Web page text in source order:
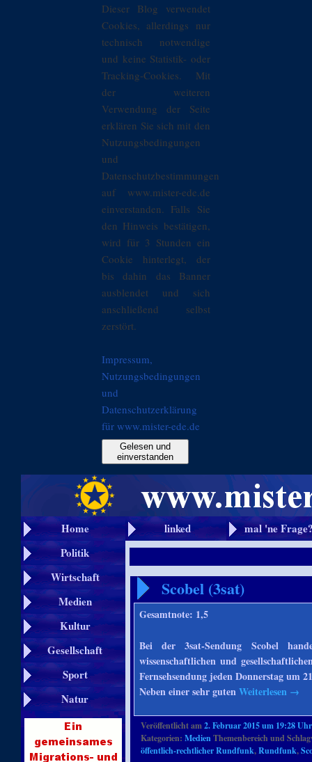
Dieser Blog verwendet
Cookies, allerdings nur
technisch notwendige
und keine Statistik- oder
Tracking-Cookies. Mit
der weiteren
Verwendung der Seite
erklären Sie sich mit den
Nutzungsbedingungen
und
Datenschutzbestimmungen
auf www.mister-ede.de
einverstanden. Falls Sie
den Hinweis bestätigen,
wird für 3 Stunden ein
Cookie hinterlegt, der
bis dahin das Banner
ausblendet und sich
anschließend selbst
zerstört.
Impressum,
Nutzungsbedingungen
und
Datenschutzerklärung
für www.mister-ede.de
Gelesen und
einverstanden
Home linked
mal 'ne
Politik
Wirtschaft
Medien
Kultur
Gesellschaft
Sport
Natur
Scobel (3sat)
Gesamtnote: 1,5
Bei der 3sat-Sendung Scobel
wissenschaftlichen und
Fernsehsendung jeden Donnerstag um
Neben einer sehr gutenWeiterlesen →
Veröffentlicht am2. Februar 2015 um 19:28 Uhr
Kategorien:MedienThemenbereich und
öffentlich-rechtlicher Rundfunk,Rundfunk,